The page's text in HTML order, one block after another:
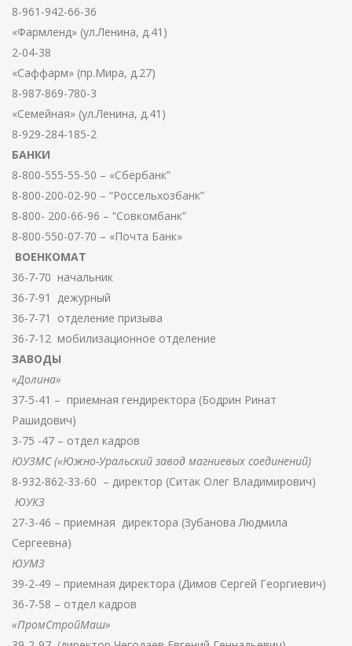
8-961-942-66-36
«Фармленд» (ул.Ленина, д.41)
2-04-38
«Саффарм» (пр.Мира, д.27)
8-987-869-780-3
«Семейная» (ул.Ленина, д.41)
8-929-284-185-2
БАНКИ
8-800-555-55-50 – «Сбербанк”
8-800-200-02-90 – “Россельхозбанк”
8-800- 200-66-96 – “Совкомбанк”
8-800-550-07-70 – «Почта Банк»
ВОЕНКОМАТ
36-7-70 начальник
36-7-91 дежурный
36-7-71 отделение призыва
36-7-12 мобилизационное отделение
ЗАВОДЫ
«Долина»
37-5-41 – приемная гендиректора (Бодрин Ринат
Рашидович)
3-75 -47 – отдел кадров
ЮУЗМС («Южно-Уральский завод магниевых соединений)
8-932-862-33-60 – директор (Ситак Олег Владимирович)
ЮУКЗ
27-3-46 – приемная директора (Зубанова Людмила
Сергеевна)
ЮУМЗ
39-2-49 – приемная директора (Димов Сергей Георгиевич)
36-7-58 – отдел кадров
«ПромСтройМаш»